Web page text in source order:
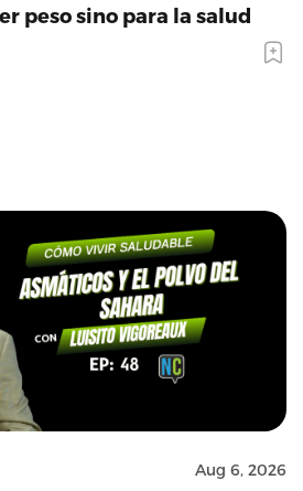
peso sino para la salud
Aug 6, 2026